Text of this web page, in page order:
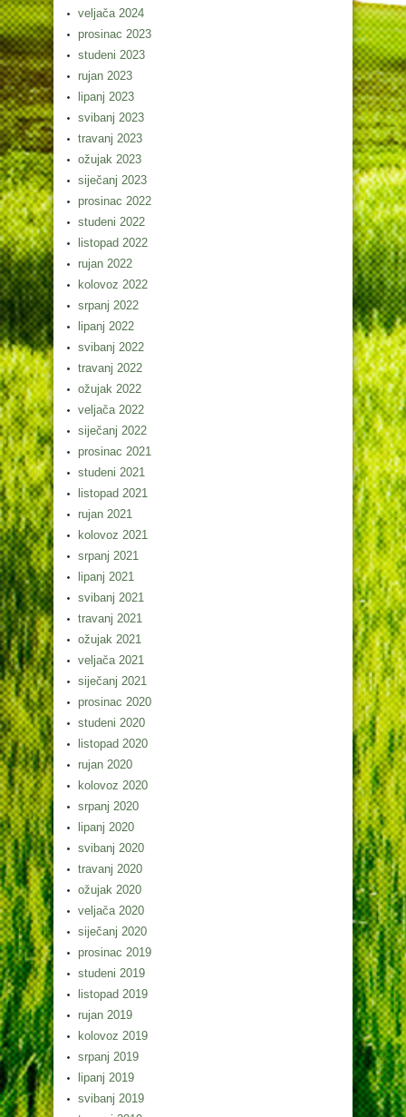
veljača 2024
prosinac 2023
studeni 2023
rujan 2023
lipanj 2023
svibanj 2023
travanj 2023
ožujak 2023
siječanj 2023
prosinac 2022
studeni 2022
listopad 2022
rujan 2022
kolovoz 2022
srpanj 2022
lipanj 2022
svibanj 2022
travanj 2022
ožujak 2022
veljača 2022
siječanj 2022
prosinac 2021
studeni 2021
listopad 2021
rujan 2021
kolovoz 2021
srpanj 2021
lipanj 2021
svibanj 2021
travanj 2021
ožujak 2021
veljača 2021
siječanj 2021
prosinac 2020
studeni 2020
listopad 2020
rujan 2020
kolovoz 2020
srpanj 2020
lipanj 2020
svibanj 2020
travanj 2020
ožujak 2020
veljača 2020
siječanj 2020
prosinac 2019
studeni 2019
listopad 2019
rujan 2019
kolovoz 2019
srpanj 2019
lipanj 2019
svibanj 2019